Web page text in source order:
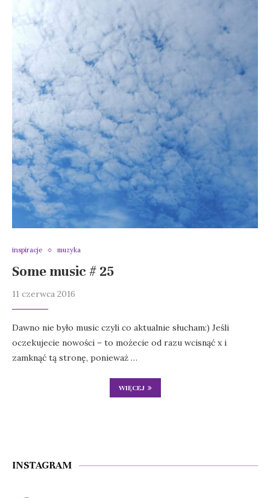
inspiracje muzyka
Some music # 25
11 czerwca 2016
Dawno nie było music czyli co aktualnie słucham:) Jeśli
oczekujecie nowości – to możecie od razu wcisnąć x i
zamknąć tą stronę, ponieważ …
WIĘCEJ
INSTAGRAM